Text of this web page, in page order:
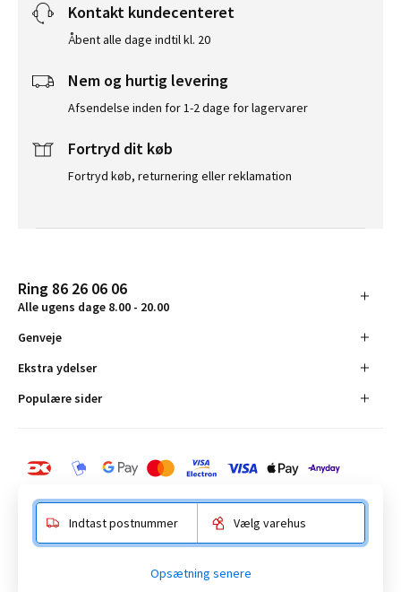
Kontakt kundecenteret
Åbent alle dage indtil kl. 20
Nem og hurtig levering
Afsendelse inden for 1-2 dage for lagervarer
Fortryd dit køb
Fortryd køb, returnering eller reklamation
Ring 86 26 06 06
Alle ugens dage 8.00 - 20.00
Genveje
Ekstra ydelser
Populære sider
Anelystparken 16, 8381 Tilst. CVR-nummer 19555305
Indtast postnummer Vælg varehus
Opsætning senere